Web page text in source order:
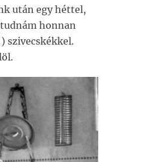
után egy héttel,
honnan
szivecskékkel.